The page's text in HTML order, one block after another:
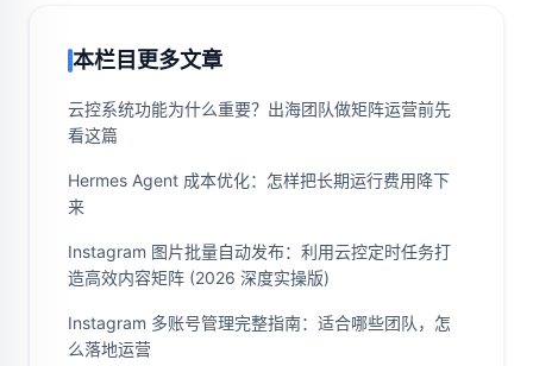
本栏目更多文章
云控系统功能为什么重要？出海团队做矩阵运营前先
看这篇
Hermes Agent 成本优化：怎样把长期运行费用降下
来
Instagram 图片批量自动发布：利用云控定时任务打
造高效内容矩阵 (2026 深度实操版)
Instagram 多账号管理完整指南：适合哪些团队，怎
么落地运营